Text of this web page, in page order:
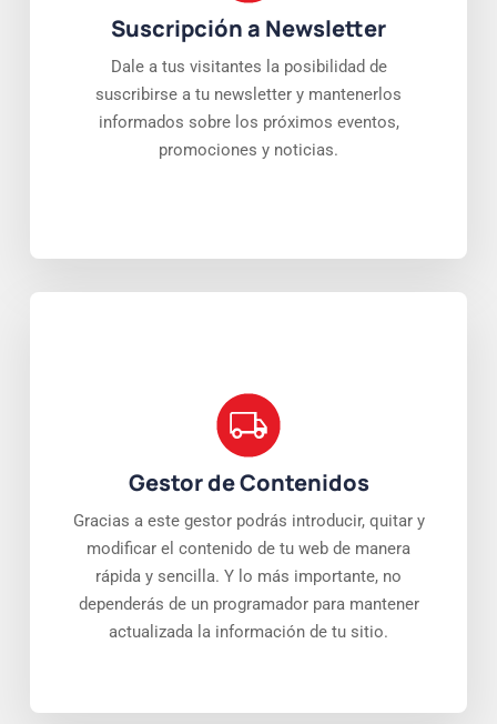
Suscripción a Newsletter
Dale a tus visitantes la posibilidad de
suscribirse a tu newsletter y mantenerlos
informados sobre los próximos eventos,
promociones y noticias.
Gestor de Contenidos
Gracias a este gestor podrás introducir, quitar y
modificar el contenido de tu web de manera
rápida y sencilla. Y lo más importante, no
dependerás de un programador para mantener
actualizada la información de tu sitio.